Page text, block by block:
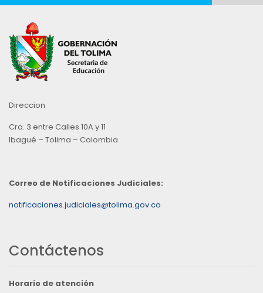
Direccion
Cra. 3 entre Calles 10A y 11
Ibagué – Tolima – Colombia
Correo de Notificaciones Judiciales:
notificaciones.judiciales@tolima.gov.co
Contáctenos
Horario de atención